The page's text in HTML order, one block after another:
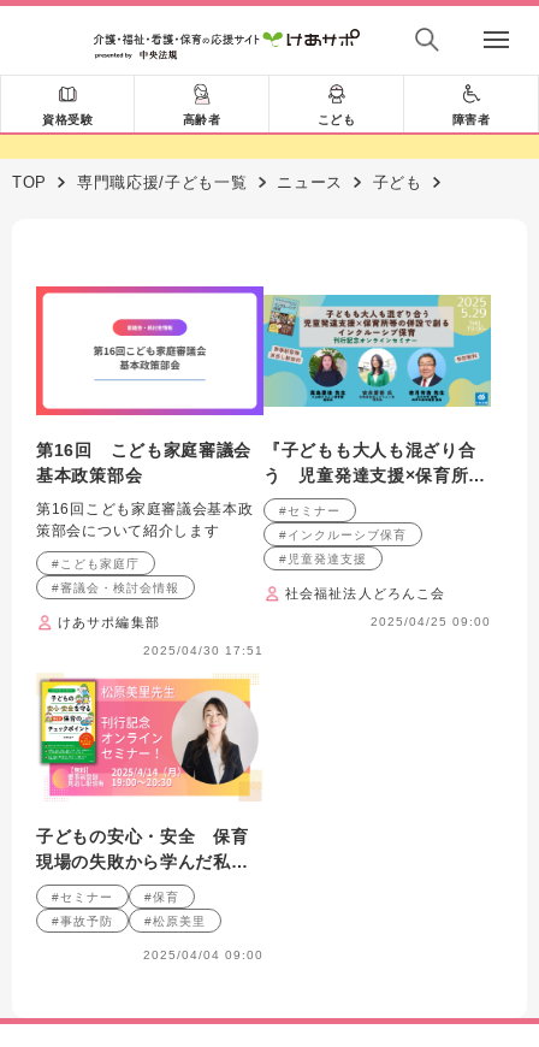
資格受験 高齢者 こども 障害者
TOP 専門職応援/子ども一覧 ニュース 子ども
第16回 こども家庭審議会
基本政策部会
第16回こども家庭審議会基本政
策部会について紹介します
#こども家庭庁
#審議会・検討会情報
けあサポ編集部
2025/04/30 17:51
『子どもも大人も混ざり合
う 児童発達支援×保育所等
の併設で創るインクルーシ
ブ保育』刊行記念オンライ
ンセミナー
#セミナー
#インクルーシブ保育
#児童発達支援
社会福祉法人どろんこ会
2025/04/25 09:00
子どもの安心・安全 保育
現場の失敗から学んだ私た
ちの重要ポイント
#セミナー
#保育
#事故予防
#松原美里
2025/04/04 09:00